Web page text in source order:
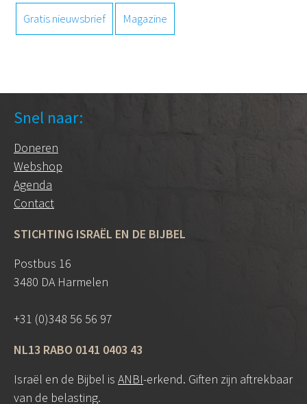
Gratis nieuwsbrief Magazine
Snel naar:
Doneren
Webshop
Agenda
Contact
STICHTING ISRAËL EN DE BIJBEL
Postbus 16
3480 DA Harmelen
+31 (0)348 56 56 97
NL13 RABO 0141 0403 43
Israël en de Bijbel is ANBI-erkend. Giften zijn aftrekbaar
van de belasting.